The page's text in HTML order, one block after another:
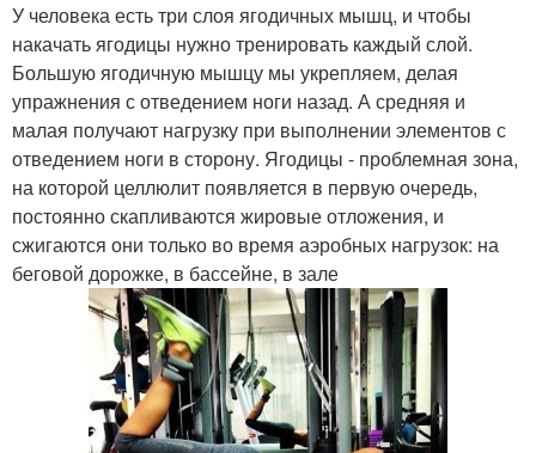
У человека есть три слоя ягодичных мышц, и чтобы
накачать ягодицы нужно тренировать каждый слой.
Большую ягодичную мышцу мы укрепляем, делая
упражнения с отведением ноги назад. А средняя и
малая получают нагрузку при выполнении элементов с
отведением ноги в сторону. Ягодицы - проблемная зона,
на которой целлюлит появляется в первую очередь,
постоянно скапливаются жировые отложения, и
сжигаются они только во время аэробных нагрузок: на
беговой дорожке, в бассейне, в зале